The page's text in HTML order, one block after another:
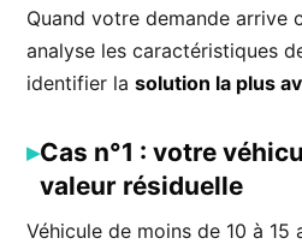
Quand votre demande arrive
analyse les caractéristiques
identifier la solution la plus
Cas n°1 : votre
valeur résiduelle
Véhicule de moins de 10 à 15